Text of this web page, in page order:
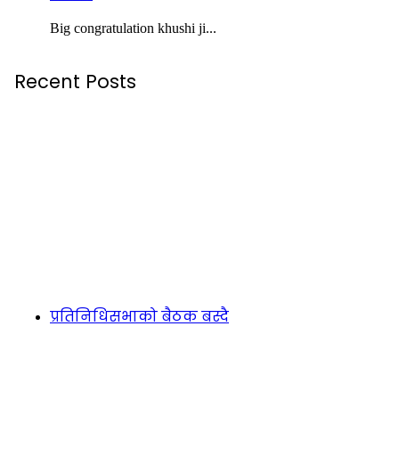
Big congratulation khushi ji...
Recent Posts
प्रतिनिधिसभाको बैठक बस्दै